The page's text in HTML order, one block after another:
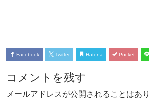
Facebook Twitter Hatena Pocket
コメントを残す
メールアドレスが公開されることはあ